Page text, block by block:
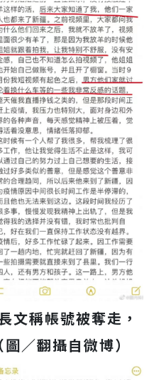
稱帳號被奪走，
／翻攝自微博）